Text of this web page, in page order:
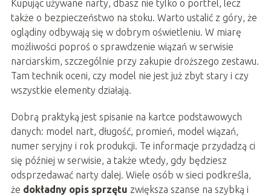
Kupując używane narty, dbasz nie tylko o portfel, lecz
także o bezpieczeństwo na stoku. Warto ustalić z góry, że
oglądiny odbywają się w dobrym oświetleniu. W miarę
możliwości poproś o sprawdzenie wiązań w serwisie
narciarskim, szczególnie przy zakupie droższego zestawu.
Tam technik oceni, czy model nie jest już zbyt stary i czy
wszystkie elementy działają.
Dobrą praktyką jest spisanie na kartce podstawowych
danych: model nart, długość, promień, model wiązań,
numer seryjny i rok produkcji. Te informacje przydadzą ci
się później w serwisie, a także wtedy, gdy będziesz
odsprzedawać narty dalej. Wiele osób w sieci podkreśla,
że dokładny opis sprzętu zwiększa szanse na szybką i